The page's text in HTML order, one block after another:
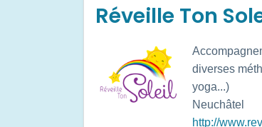
Réveille Ton
diverses
yoga...)
Neuchâtel
http://